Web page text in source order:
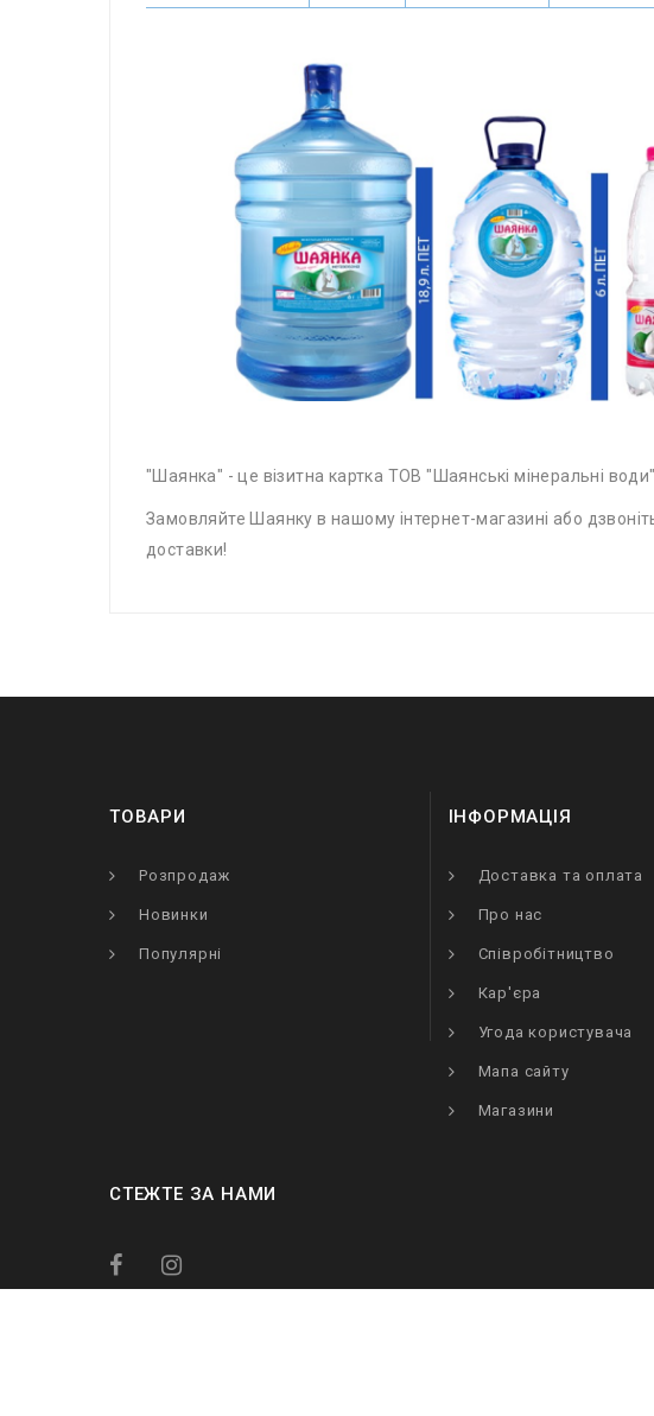
"Шаянка" - це візитна картка ТОВ "Шаянські мінеральні
Замовляйте Шаянку в нашому інтернет-магазині або
доставки!
ТОВАРИ
Розпродаж
Новинки
Популярні
ІНФОРМАЦІЯ
Доставка та оплата
Про нас
Співробітництво
Кар'єра
Угода користувача
Мапа сайту
Магазини
СТЕЖТЕ ЗА НАМИ